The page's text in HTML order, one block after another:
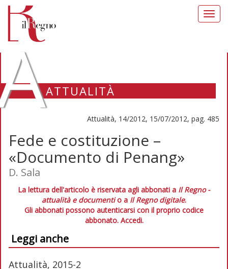
ATTUALITÀ
Attualità, 14/2012, 15/07/2012, pag. 485
Fede e costituzione –
«Documento di Penang»
D. Sala
La lettura dell'articolo è riservata agli abbonati a Il Regno -
attualità e documentio a Il Regno digitale.
Gli abbonati possono autenticarsi con il proprio codice
abbonato. Accedi.
Leggi anche
Attualità, 2015-2